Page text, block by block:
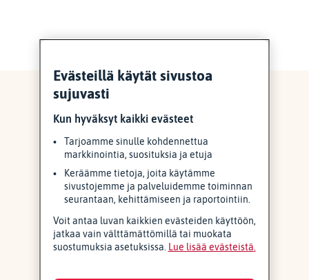
Yhteistyöperiaatteet
Evästeillä käytät sivustoa
sujuvasti
Kun hyväksyt kaikki evästeet
Tarjoamme sinulle kohdennettua
markkinointia, suosituksia ja etuja
Keräämme tietoja, joita käytämme
sivustojemme ja palveluidemme toiminnan
seurantaan, kehittämiseen ja raportointiin.
Voit antaa luvan kaikkien evästeiden käyttöön,
jatkaa vain välttämättömillä tai muokata
suostumuksia asetuksissa. Lue lisää evästeistä